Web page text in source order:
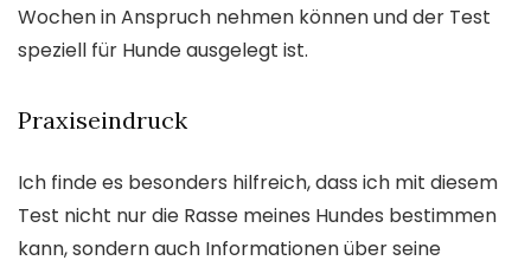
Wochen in Anspruch nehmen können und der Test
speziell für Hunde ausgelegt ist.
Praxiseindruck
Ich finde es besonders hilfreich, dass ich mit diesem
Test nicht nur die Rasse meines Hundes bestimmen
kann, sondern auch Informationen über seine